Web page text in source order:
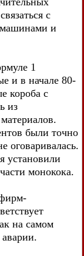
с
машинами и
1
и в начале 80-
короба с
из
были точно
оговаривалась.
установили
монокока.
на самом
аварии.